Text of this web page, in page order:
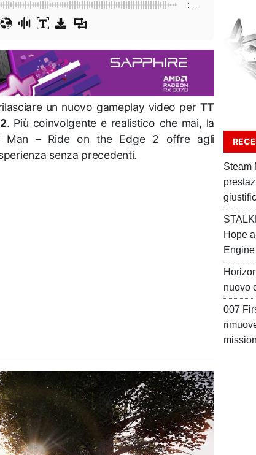
-:--
un nuovo gameplay video per TT
. Più coinvolgente e realistico che mai, la
Man – Ride on the Edge 2 offre agli
senza precedenti.
Steam
Hope
nuovo
007